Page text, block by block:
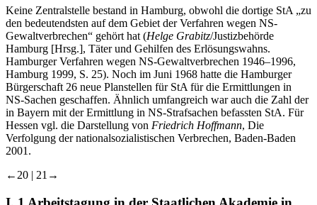
Keine Zentralstelle bestand in Hamburg, obwohl die dortige StA „zu
den bedeutendsten auf dem Gebiet der Verfahren wegen NS-
Gewaltverbrechen“ gehört hat (Helge Grabitz/Justizbehörde
Hamburg [Hrsg.], Täter und Gehilfen des Erlösungswahns.
Hamburger Verfahren wegen NS-Gewaltverbrechen 1946–1996,
Hamburg 1999, S. 25). Noch im Juni 1968 hatte die Hamburger
Bürgerschaft 26 neue Planstellen für StA für die Ermittlungen in
NS-Sachen geschaffen. Ähnlich umfangreich war auch die Zahl der
in Bayern mit der Ermittlung in NS-Strafsachen befassten StA. Für
Hessen vgl. die Darstellung vonFriedrich Hoffmann, Die
Verfolgung der nationalsozialistischen Verbrechen, Baden-Baden